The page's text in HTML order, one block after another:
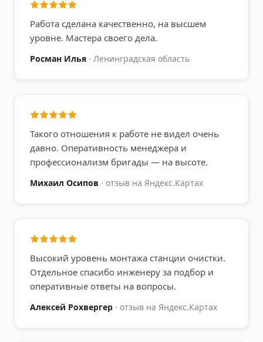
Работа сделана качественно, на высшем
уровне. Мастера своего дела.
Росман Илья · Ленинградская область
Такого отношения к работе не видел очень
давно. Оперативность менеджера и
профессионализм бригады — на высоте.
Михаил Осипов · отзыв на Яндекс.Картах
Высокий уровень монтажа станции очистки.
Отдельное спасибо инженеру за подбор и
оперативные ответы на вопросы.
Алексей Рохвергер · отзыв на Яндекс.Картах